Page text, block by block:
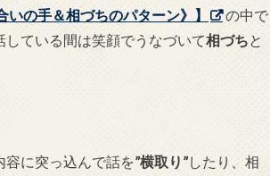
の手＆相づちのパターン》】
の中で
ている間は笑顔でうなづいて相づちと
容に突っ込んで話を”横取り”したり、相